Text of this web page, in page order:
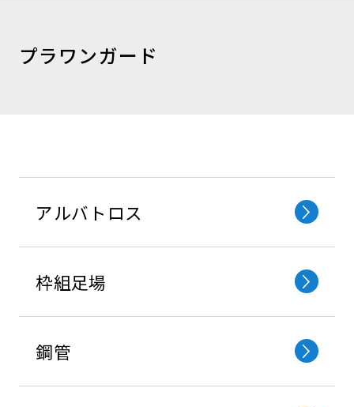
プラワンガード
アルバトロス
枠組⾜場
鋼管